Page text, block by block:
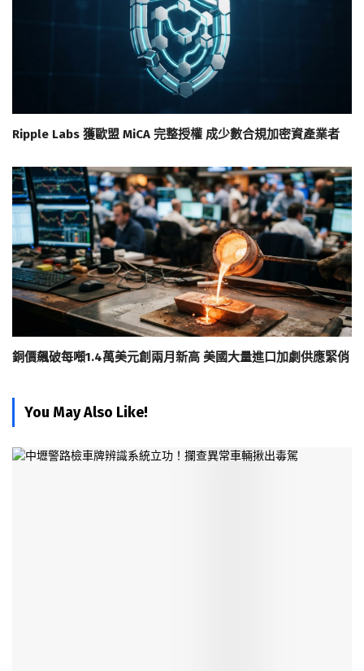
Ripple Labs 獲歐盟 MiCA 完整授權 成少數合規加密資產業者
銅價飆破每噸1.4萬美元創兩月新高 美國大量進口加劇供應緊俏
You May Also Like!